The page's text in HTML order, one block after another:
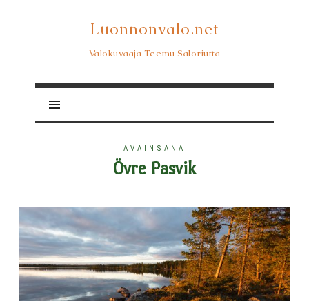
Luonnonvalo.net
Luonnonvalo.net
Valokuvaaja Teemu Saloriutta
AVAINSANA
Övre Pasvik